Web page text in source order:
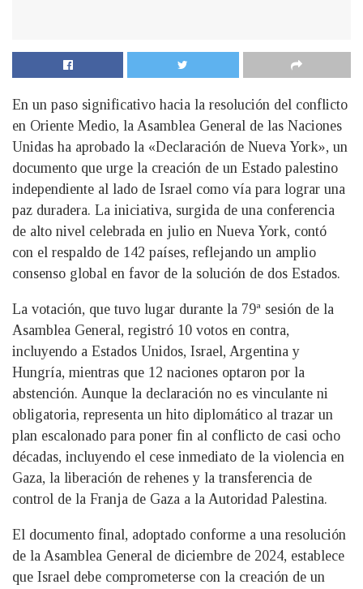
En un paso significativo hacia la resolución del conflicto
en Oriente Medio, la Asamblea General de las Naciones
Unidas ha aprobado la «Declaración de Nueva York», un
documento que urge la creación de un Estado palestino
independiente al lado de Israel como vía para lograr una
paz duradera. La iniciativa, surgida de una conferencia
de alto nivel celebrada en julio en Nueva York, contó
con el respaldo de 142 países, reflejando un amplio
consenso global en favor de la solución de dos Estados.
La votación, que tuvo lugar durante la 79ª sesión de la
Asamblea General, registró 10 votos en contra,
incluyendo a Estados Unidos, Israel, Argentina y
Hungría, mientras que 12 naciones optaron por la
abstención. Aunque la declaración no es vinculante ni
obligatoria, representa un hito diplomático al trazar un
plan escalonado para poner fin al conflicto de casi ocho
décadas, incluyendo el cese inmediato de la violencia en
Gaza, la liberación de rehenes y la transferencia de
control de la Franja de Gaza a la Autoridad Palestina.
El documento final, adoptado conforme a una resolución
de la Asamblea General de diciembre de 2024, establece
que Israel debe comprometerse con la creación de un